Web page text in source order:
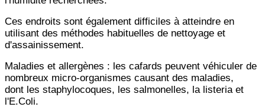
Ces endroits sont également difficiles à atteindre en
utilisant des méthodes habituelles de nettoyage et
d'assainissement.
Maladies et allergènes : les cafards peuvent véhiculer de
nombreux micro-organismes causant des maladies,
dont les staphylocoques, les salmonelles, la listeria et
l'E.Coli.